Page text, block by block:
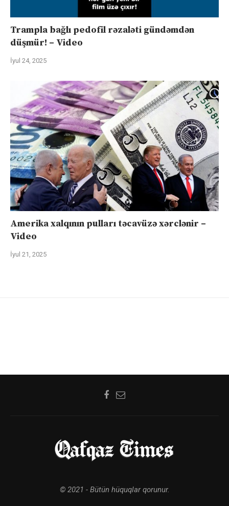
Trampla bağlı pedofil rəzaləti gündəmdən
düşmür! – Video
İyul 24, 2025
Amerika xalqının pulları təcavüzə xərclənir –
Video
İyul 21, 2025
© 2021 - Bütün hüquqlar qorunur.